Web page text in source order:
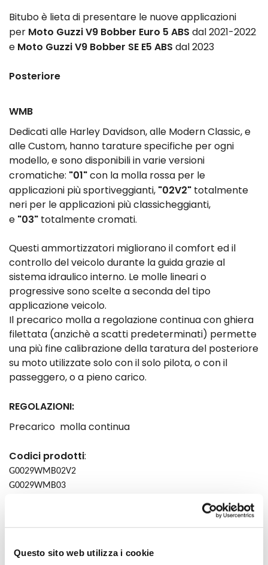
Questo sito web utilizza i cookie
Bitubo è lieta di presentare le nuove applicazioni
per Moto Guzzi V9 Bobber Euro 5 ABS dal 2021-2022
e Moto Guzzi V9 Bobber SE E5 ABS dal 2023
Posteriore
WMB
Dedicati alle Harley Davidson, alle Modern Classic, e
alle Custom, hanno tarature specifiche per ogni
modello, e sono disponibili in varie versioni
cromatiche: "01" con la molla rossa per le
applicazioni più sportiveggianti, "02V2" totalmente
neri per le applicazioni più classicheggianti,
e "03" totalmente cromati.
Questi ammortizzatori migliorano il comfort ed il
controllo del veicolo durante la guida grazie al
sistema idraulico interno. Le molle lineari o
progressive sono scelte a seconda del tipo
applicazione veicolo.
Il precarico molla a regolazione continua con ghiera
filettata (anzichè a scatti predeterminati) permette
una più fine calibrazione della taratura del posteriore
su moto utilizzate solo con il solo pilota, o con il
passeggero, o a pieno carico.
REGOLAZIONI:
Precarico molla continua
Codici prodotti:
G0029WMB02V2
G0029WMB03
problema, risolvibile adeguando le regolazioni ed